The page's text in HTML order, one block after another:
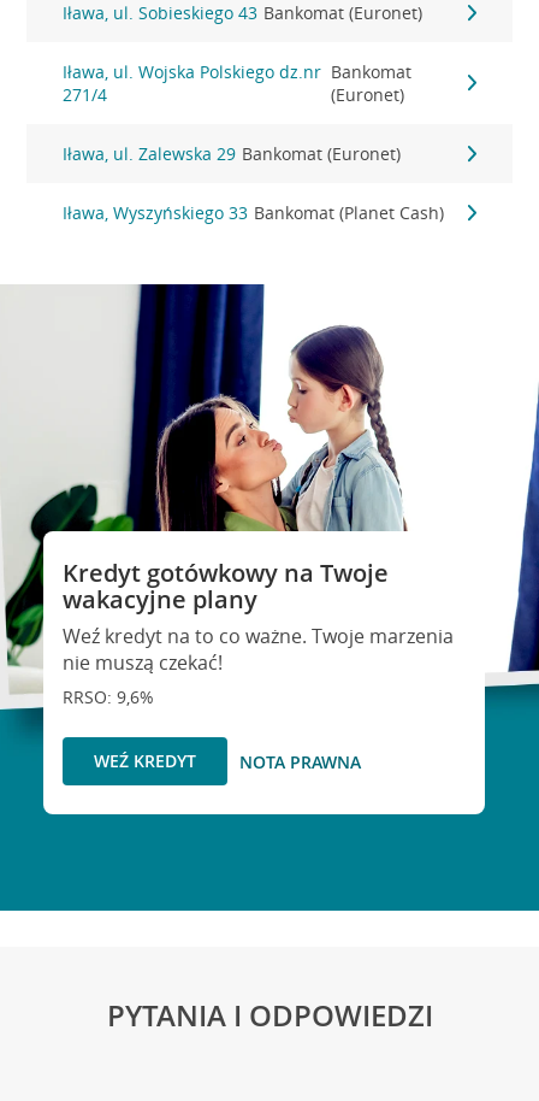
Iława, ul. Sobieskiego 43 Bankomat (Euronet)
Iława, ul. Wojska Polskiego dz.nr
271/4
Bankomat
(Euronet)
Iława, ul. Zalewska 29 Bankomat (Euronet)
Iława, Wyszyńskiego 33 Bankomat (Planet Cash)
Kredyt gotówkowy na Twoje
wakacyjne plany
Weź kredyt na to co ważne. Twoje marzenia
nie muszą czekać!
RRSO: 9,6%
WEŹ KREDYT NOTA PRAWNA
PYTANIA I ODPOWIEDZI